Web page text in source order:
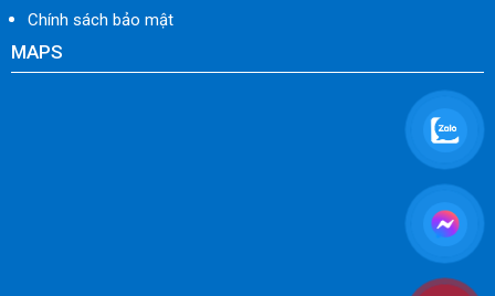
Chính sách bảo mật
MAPS